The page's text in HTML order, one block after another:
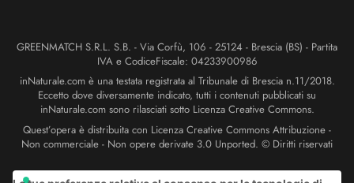
GREENMATCH S.R.L. S.B. - Via Corfù, 106 - 25124 - Brescia (BS) - Partita
IVA e CodiceFiscale: 04233900986
inNaturale.com è una testata registrata al Tribunale di Brescia n.11/2018.
Eccetto dove diversamente indicato, tutti i contenuti pubblicati su
inNaturale.com sono rilasciati sotto Licenza Creative Commons.
Quest’opera è distribuita con Licenza Creative Commons Attribuzione -
Non commerciale - Non opere derivate 3.0 Unported. © Diritti riservati